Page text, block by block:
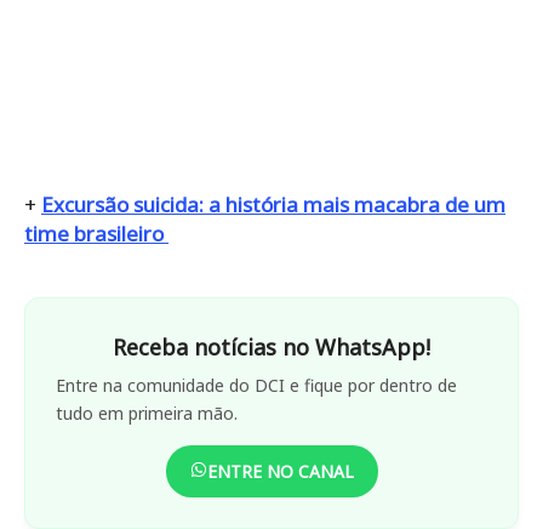
+ Excursão suicida: a história mais macabra de um
time brasileiro
Receba notícias no WhatsApp!
Entre na comunidade do DCI e fique por dentro de
tudo em primeira mão.
ENTRE NO CANAL